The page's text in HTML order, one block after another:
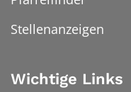
Stellenanzeigen
Wichtige Links